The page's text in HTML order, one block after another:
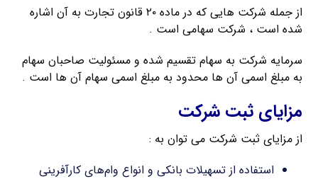
از جمله شرکت هایی که در ماده ۲۰ قانون تجارت به آن اشاره
شده است ، شرکت سهامی است .
سرمایه شرکت به سهام تقسیم شده و مسئولیت صاحبان سهام
به مبلغ اسمی آن ها محدود به مبلغ اسمی سهام آن ها است .
مزایای ثبت شرکت
از مزایای ثبت شرکت می توان به :
استفاده از تسهیلات بانکی و انواع وام‌های کارآفرینی